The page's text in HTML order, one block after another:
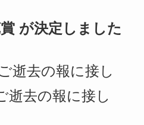
が決定しました
逝去の報に接し
逝去の報に接し